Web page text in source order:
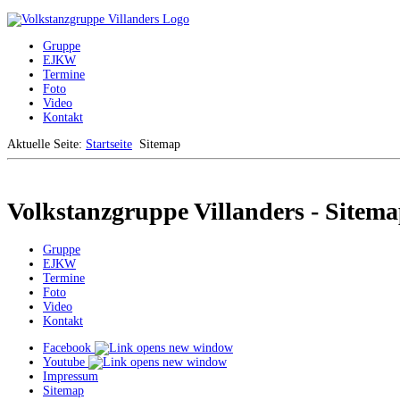
Gruppe
EJKW
Termine
Foto
Video
Kontakt
Aktuelle Seite: Startseite Sitemap
Volkstanzgruppe Villanders -
Gruppe
EJKW
Termine
Foto
Video
Kontakt
Facebook
Youtube
Impressum
Sitemap